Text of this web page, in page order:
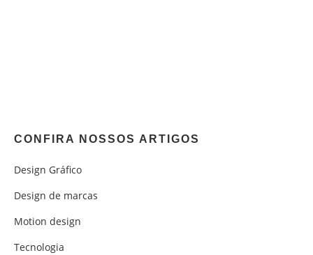
CONFIRA NOSSOS ARTIGOS
Design Gráfico
Design de marcas
Motion design
Tecnologia